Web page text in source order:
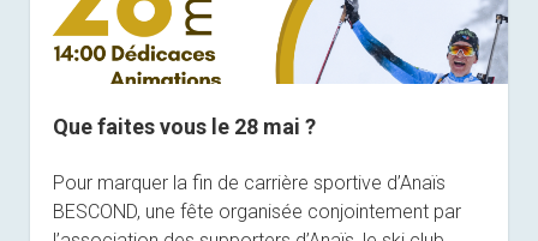
Que faites vous le 28 mai ?
Pour marquer la fin de carrière sportive d’Anaïs
BESCOND, une fête organisée conjointement par